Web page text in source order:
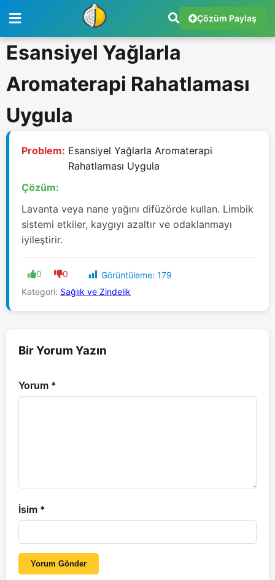
Çözüm Paylaş
Esansiyel Yağlarla
Aromaterapi Rahatlaması
Uygula
Problem: Esansiyel Yağlarla Aromaterapi
Rahatlaması Uygula
Çözüm:
Lavanta veya nane yağını difüzörde kullan. Limbik
sistemi etkiler, kaygıyı azaltır ve odaklanmayı
iyileştirir.
0 0 Görüntüleme: 179
Kategori: Sağlık ve Zindelik
Bir Yorum Yazın
Yorum *
İsim *
Yorum Gönder